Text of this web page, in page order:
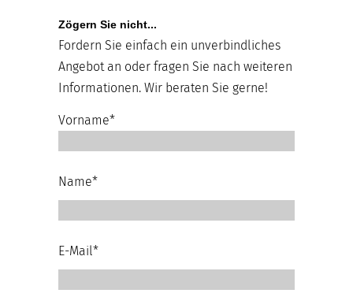
Zögern Sie nicht...
Fordern Sie einfach ein unverbindliches
Angebot an oder fragen Sie nach weiteren
Informationen. Wir beraten Sie gerne!
Vorname*
Name*
E-Mail*